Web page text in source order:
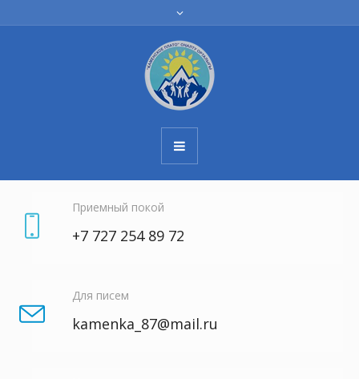
Приемный покой
+7 727 254 89 72
Для писем
kamenka_87@mail.ru